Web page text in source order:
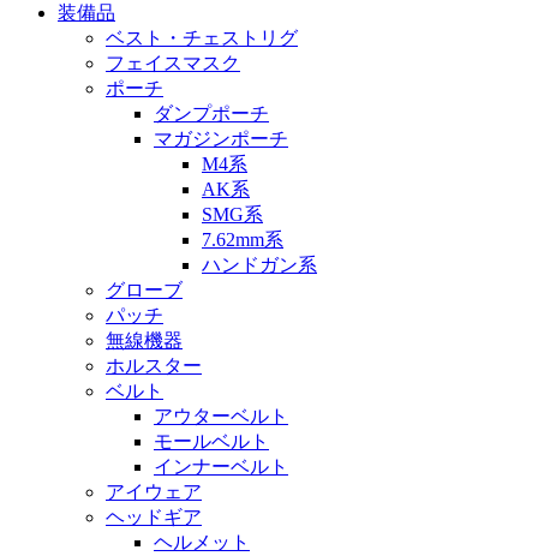
装備品
ベスト・チェストリグ
フェイスマスク
ポーチ
ダンプポーチ
マガジンポーチ
M4系
AK系
SMG系
7.62mm系
ハンドガン系
グローブ
パッチ
無線機器
ホルスター
ベルト
アウターベルト
モールベルト
インナーベルト
アイウェア
ヘッドギア
ヘルメット